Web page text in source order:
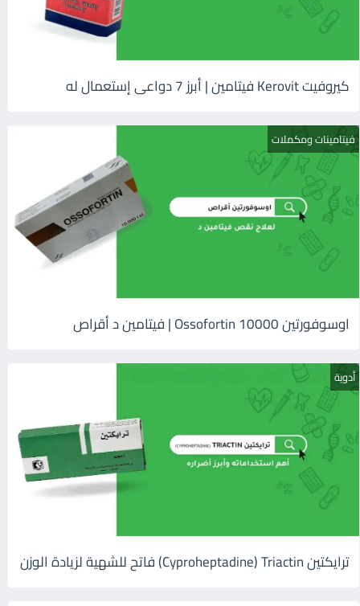
كيروفيت Kerovit فيتامين | أبرز 7 دواعى إستعمال له
فيتامينات ومكملات
اوسوفورتين 10000 Ossofortin | فيتامين د أقراص
أدوية
ترايكتين Cyproheptadine) Triactin) فاتح للشهية لزيادة الوزن